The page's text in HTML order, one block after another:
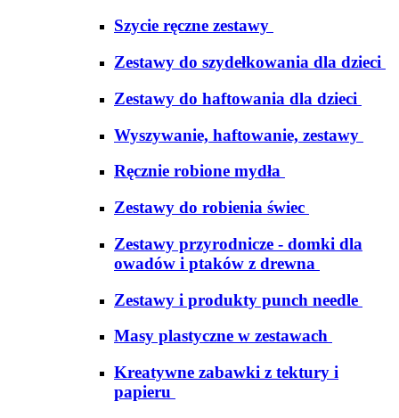
Szycie ręczne zestawy
Zestawy do szydełkowania dla dzieci
Zestawy do haftowania dla dzieci
Wyszywanie, haftowanie, zestawy
Ręcznie robione mydła
Zestawy do robienia świec
Zestawy przyrodnicze - domki dla
owadów i ptaków z drewna
Zestawy i produkty punch needle
Masy plastyczne w zestawach
Kreatywne zabawki z tektury i
papieru